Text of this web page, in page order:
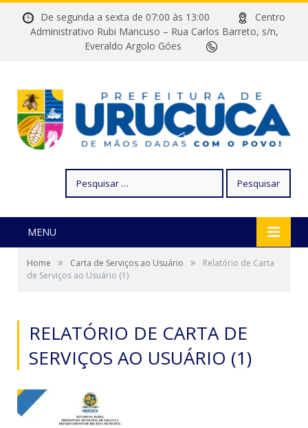
De segunda a sexta de 07:00 às 13:00
Centro
Administrativo Rubi Mancuso – Rua Carlos Barreto, s/n,
Everaldo Argolo Góes
por:
MENU
Home » Carta de Serviços ao Usuário »
Relatório de Carta
de Serviços ao Usuário (1)
RELATÓRIO DE CARTA DE
SERVIÇOS AO USUÁRIO (1)